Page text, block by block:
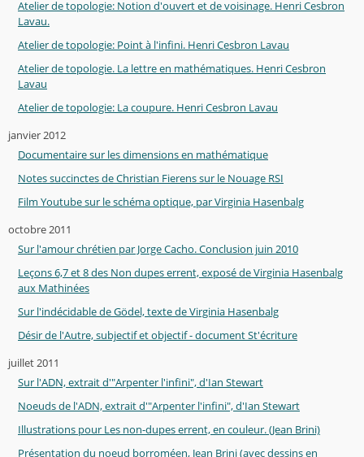
Atelier de topologie: Notion d'ouvert et de voisinage. Henri Cesbron
Lavau.
Atelier de topologie: Point à l'infini. Henri Cesbron Lavau
Atelier de topologie. La lettre en mathématiques. Henri Cesbron
Lavau
Atelier de topologie: La coupure. Henri Cesbron Lavau
janvier 2012
Documentaire sur les dimensions en mathématique
Notes succinctes de Christian Fierens sur le Nouage RSI
Film Youtube sur le schéma optique, par Virginia Hasenbalg
octobre 2011
Sur l'amour chrétien par Jorge Cacho. Conclusion juin 2010
Leçons 6,7 et 8 des Non dupes errent, exposé de Virginia Hasenbalg
aux Mathinées
Sur l'indécidable de Gödel, texte de Virginia Hasenbalg
Désir de l'Autre, subjectif et objectif - document St'écriture
juillet 2011
Sur l'ADN, extrait d'"Arpenter l'infini", d'Ian Stewart
Noeuds de l'ADN, extrait d'"Arpenter l'infini", d'Ian Stewart
Illustrations pour Les non-dupes errent, en couleur. (Jean Brini)
Présentation du noeud borroméen, Jean Brini (avec dessins en